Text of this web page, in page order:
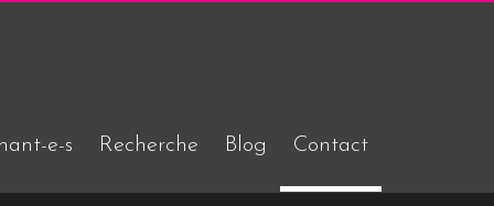
e-s Recherche Blog Contact